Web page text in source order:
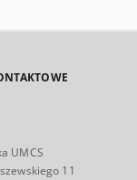
UMCS
11